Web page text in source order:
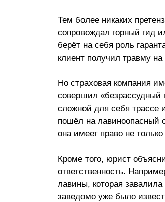
Тем более никаких
сопровождал горный гид
берёт на себя роль
клиент получил травму
Но страховая компания
совершил «безрассудный
сложной для себя трассе
пошёл на лавиноопасный
она имеет право не
Кроме того, юрист
ответственность.
лавины, которая
заведомо уже было